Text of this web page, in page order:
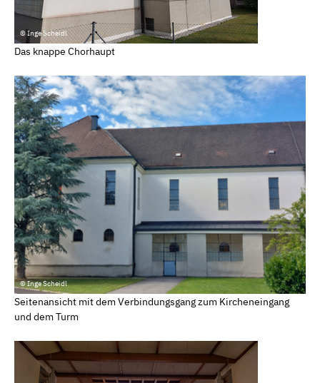
© Inge Scheidl
Das knappe Chorhaupt
© Inge Scheidl
Seitenansicht mit dem Verbindungsgang zum Kircheneingang
und dem Turm